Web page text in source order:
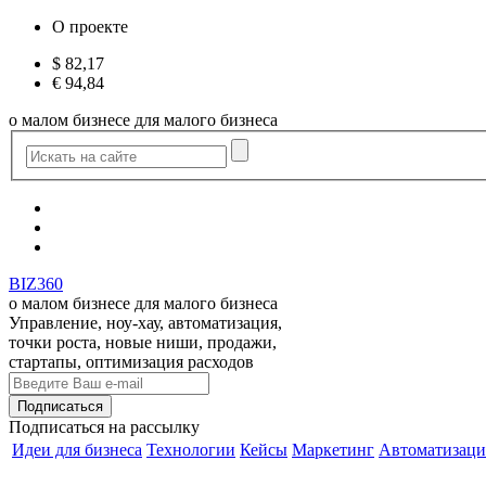
О проекте
$ 82,17
€ 94,84
о малом бизнесе для малого бизнеса
BIZ360
о малом бизнесе для малого бизнеса
Управление, ноу-хау, автоматизация,
точки роста, новые ниши, продажи,
стартапы, оптимизация расходов
Подписаться на рассылку
Идеи для бизнеса Технологии Кейсы Маркетинг